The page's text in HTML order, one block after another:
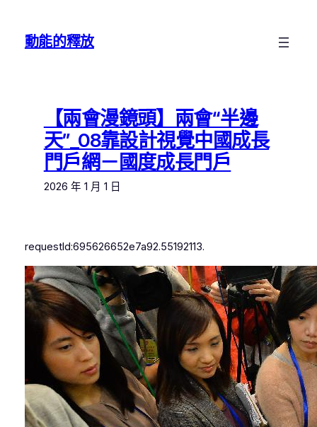
動能的釋放
【兩會漫鏡頭】兩會“半邊
天”_08靠設計視覺中國成長
門戶網－國度成長門戶
2026 年 1 月 1 日
requestId:695626652e7a92.55192113.